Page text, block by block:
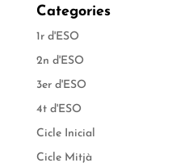
Categories
1r d'ESO
2n d'ESO
3er d'ESO
4t d'ESO
Cicle Inicial
Cicle Mitjà